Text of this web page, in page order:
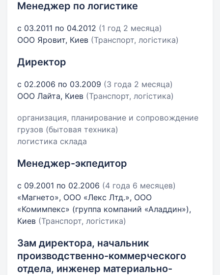
Менеджер по логистике
с 03.2011 по 04.2012 (1 год 2 месяца)
ООО Яровит, Киев (Транспорт, логістика)
Директор
с 02.2006 по 03.2009 (3 года 2 месяца)
ООО Лайта, Киев (Транспорт, логістика)
организация, планирование и сопровождение
грузов (бытовая техника)
логистика склада
Менеджер-экпедитор
с 09.2001 по 02.2006 (4 года 6 месяцев)
«Магнето», ООО «Лекс Лтд.», ООО
«Комимпекс» (группа компаний «Аладдин»),
Киев (Транспорт, логістика)
Зам директора, начальник
производственно-коммерческого
отдела, инженер материально-